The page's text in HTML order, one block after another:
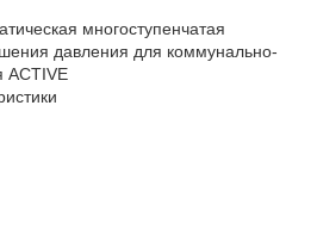
многоступенчатая
давления для коммунально-
ACTIVE